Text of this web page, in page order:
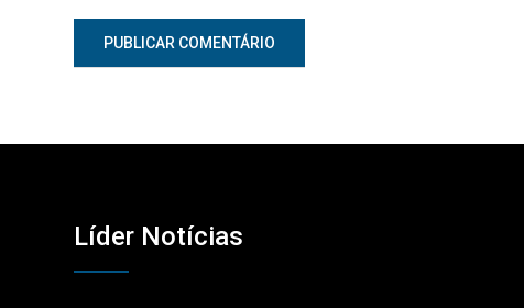
Líder Notícias